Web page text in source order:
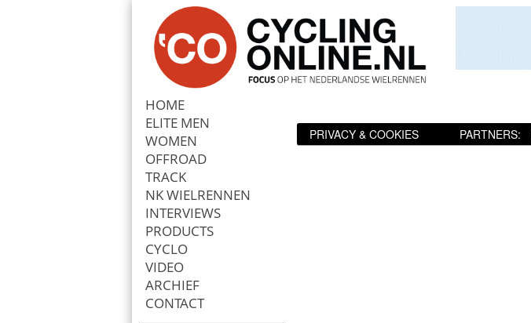
HOME
ELITE MEN
WOMEN
OFFROAD
TRACK
NK WIELRENNEN
INTERVIEWS
PRODUCTS
CYCLO
VIDEO
ARCHIEF
CONTACT
Zoek PRIVACY & COOKIES PARTNERS: